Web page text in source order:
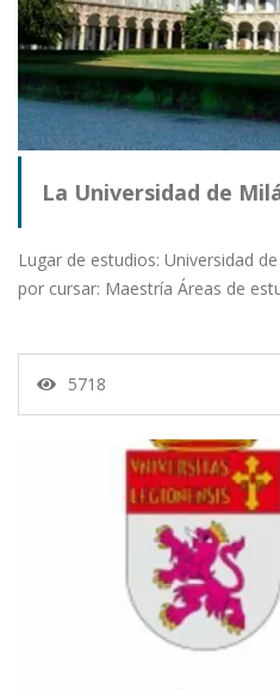
La Universidad de
Lugar de estudios: Universidad
por cursar: Maestría Áreas de
5718